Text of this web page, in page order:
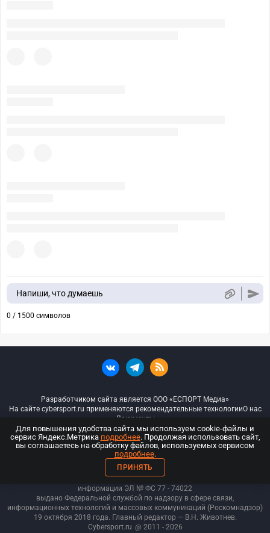
Напиши, что думаешь
0 / 1500 символов
Разработчиком сайта является ООО «ЕСПОРТ Медиа»
На сайте cybersport.ru применяются рекомендательные технологииО нас
Документы
© ООО «Киберспорт.ру» — Все права защищены
18+
ООО «Киберспорт.ру». Свидетельство о регистрации средств массовой
информации ЭЛ № ФС 77 - 74022
выдано Федеральной службой по надзору в сфере связи,
информационных технологий и массовых коммуникаций (Роскомнадзор)
19 октября 2018 года. Главный редактор — В.Н. Животнев.
Cybersport.ru @ 2011 - 2026
Для повышения удобства сайта мы используем cookie-файлы и
сервис Яндекс.Метрика подробнее. Продолжая использовать сайт,
вы соглашаетесь на обработку файлов, используемых сервисом
подробнее.
ПРИНЯТЬ